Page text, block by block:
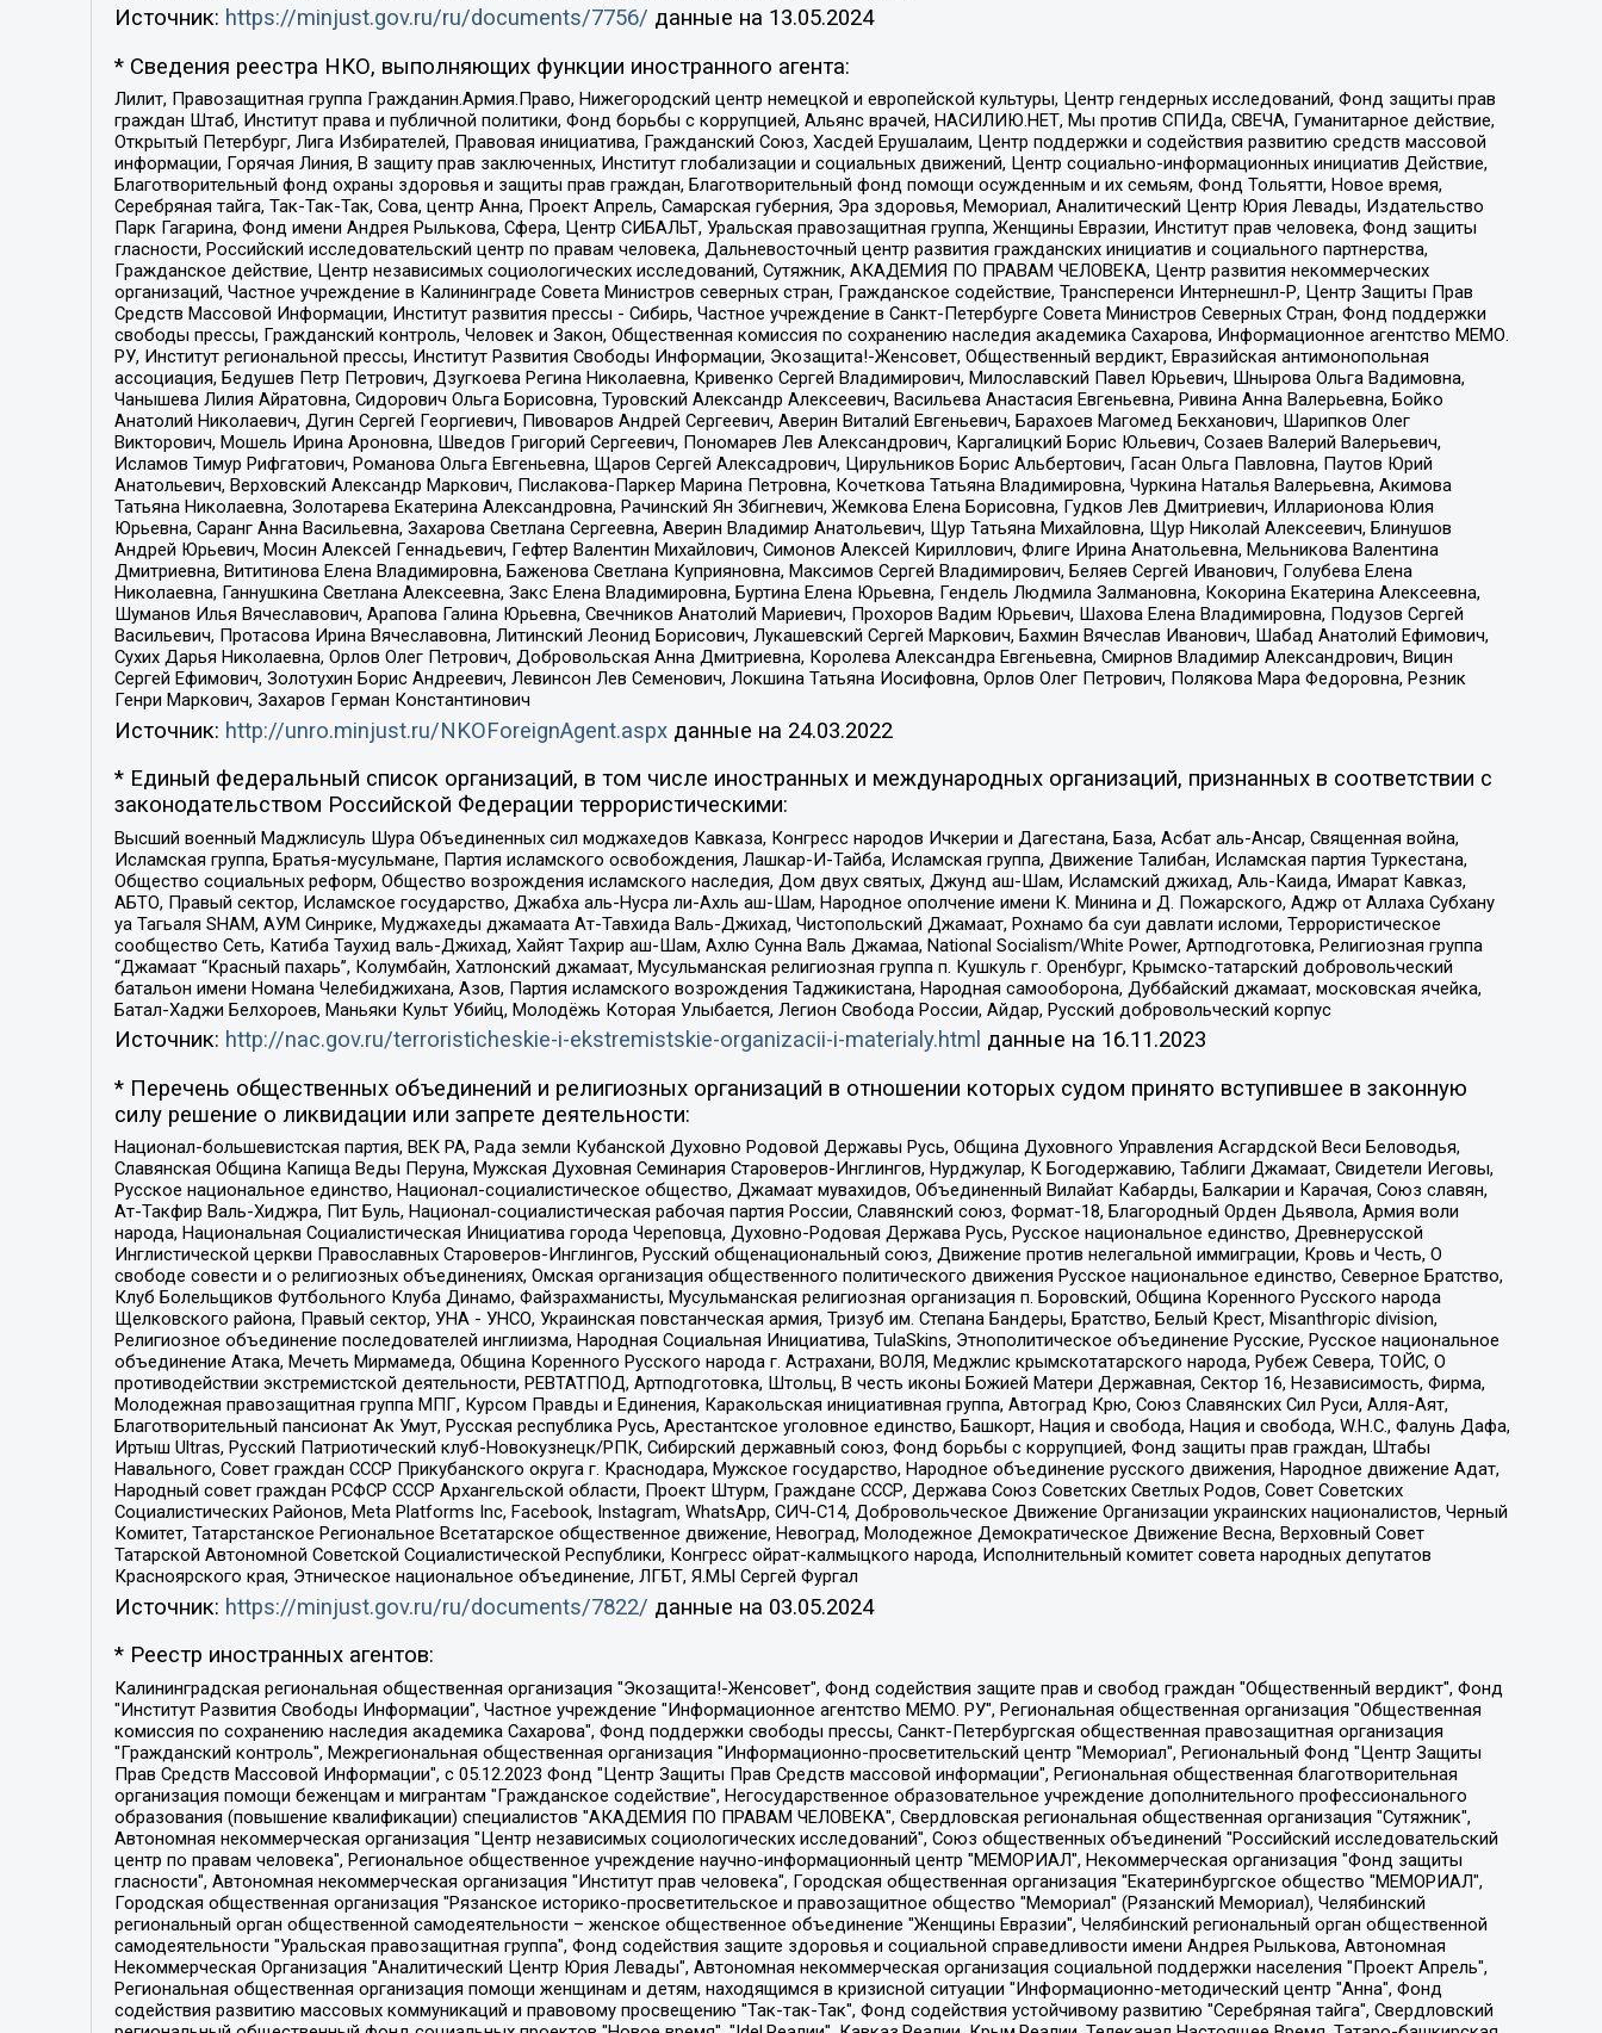
Источник: https://minjust.gov.ru/ru/documents/7756/ данные на 13.05.2024
* Сведения реестра НКО, выполняющих функции иностранного агента:
Лилит, Правозащитная группа Гражданин.Армия.Право, Нижегородский центр немецкой и европейской культуры, Центр гендерных исследований, Фонд защиты прав
граждан Штаб, Институт права и публичной политики, Фонд борьбы с коррупцией, Альянс врачей, НАСИЛИЮ.НЕТ, Мы против СПИДа, СВЕЧА, Гуманитарное действие,
Открытый Петербург, Лига Избирателей, Правовая инициатива, Гражданский Союз, Хасдей Ерушалаим, Центр поддержки и содействия развитию средств массовой
информации, Горячая Линия, В защиту прав заключенных, Институт глобализации и социальных движений, Центр социально-информационных инициатив Действие,
Благотворительный фонд охраны здоровья и защиты прав граждан, Благотворительный фонд помощи осужденным и их семьям, Фонд Тольятти, Новое время,
Серебряная тайга, Так-Так-Так, Сова, центр Анна, Проект Апрель, Самарская губерния, Эра здоровья, Мемориал, Аналитический Центр Юрия Левады, Издательство
Парк Гагарина, Фонд имени Андрея Рылькова, Сфера, Центр СИБАЛЬТ, Уральская правозащитная группа, Женщины Евразии, Институт прав человека, Фонд защиты
гласности, Российский исследовательский центр по правам человека, Дальневосточный центр развития гражданских инициатив и социального партнерства,
Гражданское действие, Центр независимых социологических исследований, Сутяжник, АКАДЕМИЯ ПО ПРАВАМ ЧЕЛОВЕКА, Центр развития некоммерческих
организаций, Частное учреждение в Калининграде Совета Министров северных стран, Гражданское содействие, Трансперенси Интернешнл-Р, Центр Защиты Прав
Средств Массовой Информации, Институт развития прессы - Сибирь, Частное учреждение в Санкт-Петербурге Совета Министров Северных Стран, Фонд поддержки
свободы прессы, Гражданский контроль, Человек и Закон, Общественная комиссия по сохранению наследия академика Сахарова, Информационное агентство МЕМО.
РУ, Институт региональной прессы, Институт Развития Свободы Информации, Экозащита!-Женсовет, Общественный вердикт, Евразийская антимонопольная
ассоциация, Бедушев Петр Петрович, Дзугкоева Регина Николаевна, Кривенко Сергей Владимирович, Милославский Павел Юрьевич, Шнырова Ольга Вадимовна,
Чанышева Лилия Айратовна, Сидорович Ольга Борисовна, Туровский Александр Алексеевич, Васильева Анастасия Евгеньевна, Ривина Анна Валерьевна, Бойко
Анатолий Николаевич, Дугин Сергей Георгиевич, Пивоваров Андрей Сергеевич, Аверин Виталий Евгеньевич, Барахоев Магомед Бекханович, Шарипков Олег
Викторович, Мошель Ирина Ароновна, Шведов Григорий Сергеевич, Пономарев Лев Александрович, Каргалицкий Борис Юльевич, Созаев Валерий Валерьевич,
Исламов Тимур Рифгатович, Романова Ольга Евгеньевна, Щаров Сергей Алексадрович, Цирульников Борис Альбертович, Гасан Ольга Павловна, Паутов Юрий
Анатольевич, Верховский Александр Маркович, Пислакова-Паркер Марина Петровна, Кочеткова Татьяна Владимировна, Чуркина Наталья Валерьевна, Акимова
Татьяна Николаевна, Золотарева Екатерина Александровна, Рачинский Ян Збигневич, Жемкова Елена Борисовна, Гудков Лев Дмитриевич, Илларионова Юлия
Юрьевна, Саранг Анна Васильевна, Захарова Светлана Сергеевна, Аверин Владимир Анатольевич, Щур Татьяна Михайловна, Щур Николай Алексеевич, Блинушов
Андрей Юрьевич, Мосин Алексей Геннадьевич, Гефтер Валентин Михайлович, Симонов Алексей Кириллович, Флиге Ирина Анатольевна, Мельникова Валентина
Дмитриевна, Вититинова Елена Владимировна, Баженова Светлана Куприяновна, Максимов Сергей Владимирович, Беляев Сергей Иванович, Голубева Елена
Николаевна, Ганнушкина Светлана Алексеевна, Закс Елена Владимировна, Буртина Елена Юрьевна, Гендель Людмила Залмановна, Кокорина Екатерина Алексеевна,
Шуманов Илья Вячеславович, Арапова Галина Юрьевна, Свечников Анатолий Мариевич, Прохоров Вадим Юрьевич, Шахова Елена Владимировна, Подузов Сергей
Васильевич, Протасова Ирина Вячеславовна, Литинский Леонид Борисович, Лукашевский Сергей Маркович, Бахмин Вячеслав Иванович, Шабад Анатолий Ефимович,
Сухих Дарья Николаевна, Орлов Олег Петрович, Добровольская Анна Дмитриевна, Королева Александра Евгеньевна, Смирнов Владимир Александрович, Вицин
Сергей Ефимович, Золотухин Борис Андреевич, Левинсон Лев Семенович, Локшина Татьяна Иосифовна, Орлов Олег Петрович, Полякова Мара Федоровна, Резник
Генри Маркович, Захаров Герман Константинович
Источник: http://unro.minjust.ru/NKOForeignAgent.aspxданные на 24.03.2022
* Единый федеральный список организаций, в том числе иностранных и международных организаций, признанных в соответствии с
законодательством Российской Федерации террористическими:
Высший военный Маджлисуль Шура Объединенных сил моджахедов Кавказа, Конгресс народов Ичкерии и Дагестана, База, Асбат аль-Ансар, Священная война,
Исламская группа, Братья-мусульмане, Партия исламского освобождения, Лашкар-И-Тайба, Исламская группа, Движение Талибан, Исламская партия Туркестана,
Общество социальных реформ, Общество возрождения исламского наследия, Дом двух святых, Джунд аш-Шам, Исламский джихад, Аль-Каида, Имарат Кавказ,
АБТО, Правый сектор, Исламское государство, Джабха аль-Нусра ли-Ахль аш-Шам, Народное ополчение имени К. Минина и Д. Пожарского, Аджр от Аллаха Субхану
уа Тагьаля SHAM, АУМ Синрике, Муджахеды джамаата Ат-Тавхида Валь-Джихад, Чистопольский Джамаат, Рохнамо ба суи давлати исломи, Террористическое
сообщество Сеть, Катиба Таухид валь-Джихад, Хайят Тахрир аш-Шам, Ахлю Сунна Валь Джамаа, National Socialism/White Power, Артподготовка, Религиозная группа
“Джамаат “Красный пахарь”, Колумбайн, Хатлонский джамаат, Мусульманская религиозная группа п. Кушкуль г. Оренбург, Крымско-татарский добровольческий
батальон имени Номана Челебиджихана, Азов, Партия исламского возрождения Таджикистана, Народная самооборона, Дуббайский джамаат, московская ячейка,
Батал-Хаджи Белхороев, Маньяки Культ Убийц, Молодёжь Которая Улыбается, Легион Свобода России, Айдар, Русский добровольческий корпус
Источник: http://nac.gov.ru/terroristicheskie-i-ekstremistskie-organizacii-i-materialy.html данные на 16.11.2023
* Перечень общественных объединений и религиозных организаций в отношении которых судом принято вступившее в законную
силу решение о ликвидации или запрете деятельности:
Национал-большевистская партия, ВЕК РА, Рада земли Кубанской Духовно Родовой Державы Русь, Община Духовного Управления Асгардской Веси Беловодья,
Славянская Община Капища Веды Перуна, Мужская Духовная Семинария Староверов-Инглингов, Нурджулар, К Богодержавию, Таблиги Джамаат, Свидетели Иеговы,
Русское национальное единство, Национал-социалистическое общество, Джамаат мувахидов, Объединенный Вилайат Кабарды, Балкарии и Карачая, Союз славян,
Ат-Такфир Валь-Хиджра, Пит Буль, Национал-социалистическая рабочая партия России, Славянский союз, Формат-18, Благородный Орден Дьявола, Армия воли
народа, Национальная Социалистическая Инициатива города Череповца, Духовно-Родовая Держава Русь, Русское национальное единство, Древнерусской
Инглистической церкви Православных Староверов-Инглингов, Русский общенациональный союз, Движение против нелегальной иммиграции, Кровь и Честь, О
свободе совести и о религиозных объединениях, Омская организация общественного политического движения Русское национальное единство, Северное Братство,
Клуб Болельщиков Футбольного Клуба Динамо, Файзрахманисты, Мусульманская религиозная организация п. Боровский, Община Коренного Русского народа
Щелковского района, Правый сектор, УНА - УНСО, Украинская повстанческая армия, Тризуб им. Степана Бандеры, Братство, Белый Крест, Misanthropic division,
Религиозное объединение последователей инглиизма, Народная Социальная Инициатива, TulaSkins, Этнополитическое объединение Русские, Русское национальное
объединение Атака, Мечеть Мирмамеда, Община Коренного Русского народа г. Астрахани, ВОЛЯ, Меджлис крымскотатарского народа, Рубеж Севера, ТОЙС, О
противодействии экстремистской деятельности, РЕВТАТПОД, Артподготовка, Штольц, В честь иконы Божией Матери Державная, Сектор 16, Независимость, Фирма,
Молодежная правозащитная группа МПГ, Курсом Правды и Единения, Каракольская инициативная группа, Автоград Крю, Союз Славянских Сил Руси, Алля-Аят,
Благотворительный пансионат Ак Умут, Русская республика Русь, Арестантское уголовное единство, Башкорт, Нация и свобода, Нация и свобода, W.H.С., Фалунь Дафа,
Иртыш Ultras, Русский Патриотический клуб-Новокузнецк/РПК, Сибирский державный союз, Фонд борьбы с коррупцией, Фонд защиты прав граждан, Штабы
Навального, Совет граждан СССР Прикубанского округа г. Краснодара, Мужское государство, Народное объединение русского движения, Народное движение Адат,
Народный совет граждан РСФСР СССР Архангельской области, Проект Штурм, Граждане СССР, Держава Союз Советских Светлых Родов, Совет Советских
Социалистических Районов, Meta Platforms Inc, Facebook, Instagram, WhatsApp, СИЧ-С14, Добровольческое Движение Организации украинских националистов, Черный
Комитет, Татарстанское Региональное Всетатарское общественное движение, Невоград, Молодежное Демократическое Движение Весна, Верховный Совет
Татарской Автономной Советской Социалистической Республики, Конгресс ойрат-калмыцкого народа, Исполнительный комитет совета народных депутатов
Красноярского края, Этническое национальное объединение, ЛГБТ, Я.МЫ Сергей Фургал
Источник: https://minjust.gov.ru/ru/documents/7822/ данные на 03.05.2024
* Реестр иностранных агентов:
Калининградская региональная общественная организация "Экозащита!-Женсовет", Фонд содействия защите прав и свобод граждан "Общественный вердикт", Фонд "Институт Развития Свободы Информации", Частное учреждение "Информационное агентство МЕМО. РУ", Региональная общественная организация "Общественная комиссия по сохранению наследия академика Сахарова", Фонд поддержки свободы прессы, Санкт-Петербургская общественная правозащитная организация "Гражданский контроль", Межрегиональная общественная организация "Информационно-просветительский центр "Мемориал", Региональный Фонд "Центр Защиты Прав Средств Массовой Информации", с 05.12.2023 Фонд "Центр Защиты Прав Средств массовой информации", Региональная общественная благотворительная организация помощи беженцам и мигрантам "Гражданское содействие", Негосударственное образовательное учреждение дополнительного профессионального образования (повышение квалификации) специалистов "АКАДЕМИЯ ПО ПРАВАМ ЧЕЛОВЕКА", Свердловская региональная общественная организация "Сутяжник", Автономная некоммерческая организация "Центр независимых социологических исследований", Союз общественных объединений "Российский исследовательский центр по правам человека", Региональное общественное учреждение научно-информационный центр "МЕМОРИАЛ", Некоммерческая организация "Фонд защиты гласности", Автономная некоммерческая организация "Институт прав человека", Городская общественная организация "Екатеринбургское общество "МЕМОРИАЛ", Городская общественная организация "Рязанское историко-просветительское и правозащитное общество "Мемориал" (Рязанский Мемориал), Челябинский региональный орган общественной самодеятельности – женское общественное объединение "Женщины Евразии", Челябинский региональный орган общественной самодеятельности "Уральская правозащитная группа", Фонд содействия защите здоровья и социальной справедливости имени Андрея Рылькова, Автономная Некоммерческая Организация "Аналитический Центр Юрия Левады", Автономная некоммерческая организация социальной поддержки населения "Проект Апрель", Региональная общественная организация помощи женщинам и детям, находящимся в кризисной ситуации "Информационно-методический центр "Анна", Фонд содействия развитию массовых коммуникаций и правовому просвещению "Так-так-Так", Фонд содействия устойчивому развитию "Серебряная тайга", Свердловский региональный общественный фонд социальных проектов "Новое время", "Idel.Реалии", Кавказ.Реалии, Крым.Реалии, Телеканал Настоящее Время, Татаро-башкирская служба Радио Свобода (Azatliq Radiosi), Радио Свободная Европа/Радио Свобода (PCE/PC), "Сибирь.Реалии", "Фактограф", Благотворительный фонд помощи осужденным и их семьям, Автономная некоммерческая организация "Институт глобализации и социальных движений", Фонд "В защиту прав заключенных", Частное учреждение "Центр поддержки и содействия развитию средств массовой информации", Пензенский региональный общественный благотворительный фонд "Гражданский союз", "Север.Реалии", Некоммерческая организация Фонд "Правовая инициатива", Общество с ограниченной ответственностью "Радио Свободная Европа/Радио Свобода", Чешское информационное агентство "MEDIUM-ORIENT", Красноярская региональная общественная организация "Мы против СПИДа", Камалягин Денис Николаевич, Маркелов Сергей Евгеньевич, Пономарев Лев Александрович, Савицкая Людмила Алексеевна, Автономная некоммерческая организация "Центр по работе с проблемой насилия "НАСИЛИЮ.НЕТ", Межрегиональный профессиональный союз работников здравоохранения "Альянс врачей", Юридическое лицо, зарегистрированное в Латвийской Республике, SIA "Medusa Project" (регистрационный номер 40103797863, дата регистрации 10.06.2014), Некоммерческая организация "Фонд по борьбе с коррупцией", Автономная некоммерческая организация "Институт права и публичной политики", Баданин Роман Сергеевич, Гликин Максим Александрович, Железнова Мария Михайловна, Лукьянова Юлия Сергеевна, Маетная Елизавета Витальевна, Маняхин Петр Борисович, Чуракова Ольга Владимировна, Ярош Юлия Петровна, Юридическое лицо "The Insider SIA", зарегистрированное в Риге, Латвийская Республика (дата регистрации 26.06.2015), являющееся администратором доменного имени интернет-издания "The Insider SIA", https://theins.ru, Постернак Алексей Евгеньевич, Рубин Михаил Аркадьевич, Анин Роман Александрович, Юридическое лицо Istories fonds, зарегистрированное в Латвийской Республике (регистрационный номер 50008295751, дата регистрации 24.02.2020), Великовский Дмитрий Александрович, Долинина Ирина Николаевна, Мароховская Алеся Алексеевна, Шлейнов Роман Юрьевич, Шмагун Олеся Валентиновна, Общество с ограниченной ответственностью "Альтаир 2021", Общество с ограниченной ответственностью "Вега 2021", Общество с ограниченной ответственностью "Главный редактор 2021", Общество с ограниченной ответственностью "Ромашки монолит", Важенков Артем Валерьевич, Ивановская областная общественная организация "Центр гендерных исследований", Гурман Юрий Альбертович, Медиапроект "ОВД-Инфо", Егоров Владимир Владимирович, Жилинский Владимир Александрович, Общество с ограниченной ответственностью "ЗП", Иванова София Юрьевна, Карезина Инна Павловна, Кильтау Екатерина Викторовна, Петров Алексей Викторович, Пискунов Сергей Евгеньевич, Смирнов Сергей Сергеевич, Тихонов Михаил Сергеевич, Общество с ограниченной ответственностью "ЖУРНАЛИСТ-ИНОСТРАННЫЙ АГЕНТ", Арапова Галина Юрьевна, Вольтская Татьяна Анатольевна, Американская компания "Mason G.E.S. Anonymous Foundation" (США), являющаяся владельцем интернет-издания https://mnews.world/, Компания "Stichting Bellingcat", зарегистрированная в Нидерландах (дата регистрации 11.07.2018), Захаров Андрей Вячеславович, Клепиковская Екатерина Дмитриевна, Общество с ограниченной ответственностью "МЕМО", Перл Роман Александрович, Симонов Евгений Алексеевич, Соловьева Елена Анатольевна, Сотников Даниил Владимирович, Сурначева Елизавета Дмитриевна, Автономная некоммерческая организация по защите прав человека и информированию населения "Якутия – Наше Мнение", Общество с ограниченной ответственностью "Москоу диджитал медиа", с 26.01.2023 Общество с ограниченной ответственностью "Чайка Белые сады", Ветошкина Валерия Валерьевна, Заговора Максим Александрович, Межрегиональное общественное движение "Российская ЛГБТ - сеть", Оленичев Максим Владимирович, Павлов Иван Юрьевич, Скворцова Елена Сергеевна, Общество с ограниченной ответственностью "Как бы инагент", Кочетков Игорь Викторович, Общество с ограниченной ответственностью "Честные выборы", Еланчик Олег Александрович, Общество с ограниченной ответственностью "Нобелевский призыв", Гималова Регина Эмилевна, Григорьев Андрей Валерьевич, Григорьева Алина Александровна, Ассоциация по содействию защите прав призывников, альтернативнослужащих и военнослужащих "Правозащитная группа "Гражданин.Армия.Право", Хисамова Регина Фаритовна, Автономная некоммерческая организация по реализации социально-правовых программ "Лилит", Дальневосточное общественное движение "Маяк", Санкт-Петербургская ЛГБТ-инициативная группа "Выход", Инициативная группа ЛГБТ+ "Реверс", Алексеев Андрей Викторович, Бекбулатова Таисия Львовна, Беляев Иван Михайлович, Владыкина Елена Сергеевна, Гельман Марат Александрович, Никульшина Вероника Юрьевна, Толоконникова Надежда Андреевна, Шендерович Виктор Анатольевич, Общество с ограниченной ответственностью "Данное сообщение", Общество с ограниченной ответственностью Издательский дом "Новая глава", Айнбиндер Александра Александровна, Московский комьюнити-центр для ЛГБТ+инициатив, Благотворительный фонд развития филантропии, Deutsche Welle (Германия, Kurt-Schumacher-Strasse 3, 53113 Bonn), Борзунова Мария Михайловна, Воробьев Виктор Викторович, Голубева Анна Львовна, Константинова Алла Михайловна, Малкова Ирина Владимировна, Мурадов Мурад Абдулгалимович, Осетинская Елизавета Николаевна, Понасенков Евгений Николаевич, Ганапольский Матвей Юрьевич, Киселев Евгений Алексеевич, Борухович Ирина Григорьевна, Дремин Иван Тимофеевич, Дубровский Дмитрий Викторович, Красноярская региональная общественная организация поддержки и развития альтернативных образовательных технологий и межкультурных коммуникаций "ИНТЕРРА", Маяковская Екатерина Алексеевна, Фейгин Марк Захарович, Филимонов Андрей Викторович, Дзугкоева Регина Николаевна, Доброхотов Роман Александрович, Дудь Юрий Александрович, Елкин Сергей Владимирович, Кругликов Кирилл Игоревич, Сабунаева Мария Леонидовна, Семенов Алексей Владимирович, Шаинян Карен Багратович, Шульман Екатерина Михайловна, Асафьев Артур Валерьевич, Вахштайн Виктор Семенович, Венедиктов Алексей Алексеевич, Лушникова Екатерина Евгеньевна, Волков Леонид Михайлович, Невзоров Александр Глебович, Пархоменко Сергей Борисович, Сироткин Ярослав Николаевич, Кара-Мурза Владимир Владимирович, Баранова Наталья Владимировна, Гозман Леонид Яковлевич, Кагарлицкий Борис Юльевич, Климарев Михаил Валерьевич, Милов Владимир Станиславович, Автономная некоммерческая организация Краснодарский центр современного искусства "Типография", Моргенштерн Алишер Тагирович, Соболь Любовь Эдуардовна, Общество с ограниченной ответственностью "ЛИЗА НОРМ", Каспаров Гарри Кимович, Ходорковский Михаил Борисович, Общество с ограниченной ответственностью "Апрельские тезисы", Данилович Ирина Брониславовна, Кашин Олег Владимирович, Петров Николай Владимирович, Пивоваров Алексей Владимирович, Соколов Михаил Владимирович, Цветкова Юлия Владимировна, Чичваркин Евгений Александрович, Комитет против пыток/Команда против пыток, Общество с ограниченной ответственностью "Первый научный", Общество с ограниченной ответственностью "Вертолет и ко", Белоцерковская Вероника Борисовна, Кац Максим Евгеньевич, Лазарева Татьяна Юрьевна, Шаведдинов Руслан Табризович, Яшин Илья Валерьевич, Общество с ограниченной ответственностью "Иноагент ААВ", Алешковский Дмитрий Петрович, Альбац Евгения Марковна, Быков Дмитрий Львович, Галямина Юлия Евгеньевна, Лойко Сергей Леонидович, Мартынов Кирилл Константинович, Медведев Сергей Александрович, Крашенинников Федор Геннадиевич, Гордеева Катерина Вл